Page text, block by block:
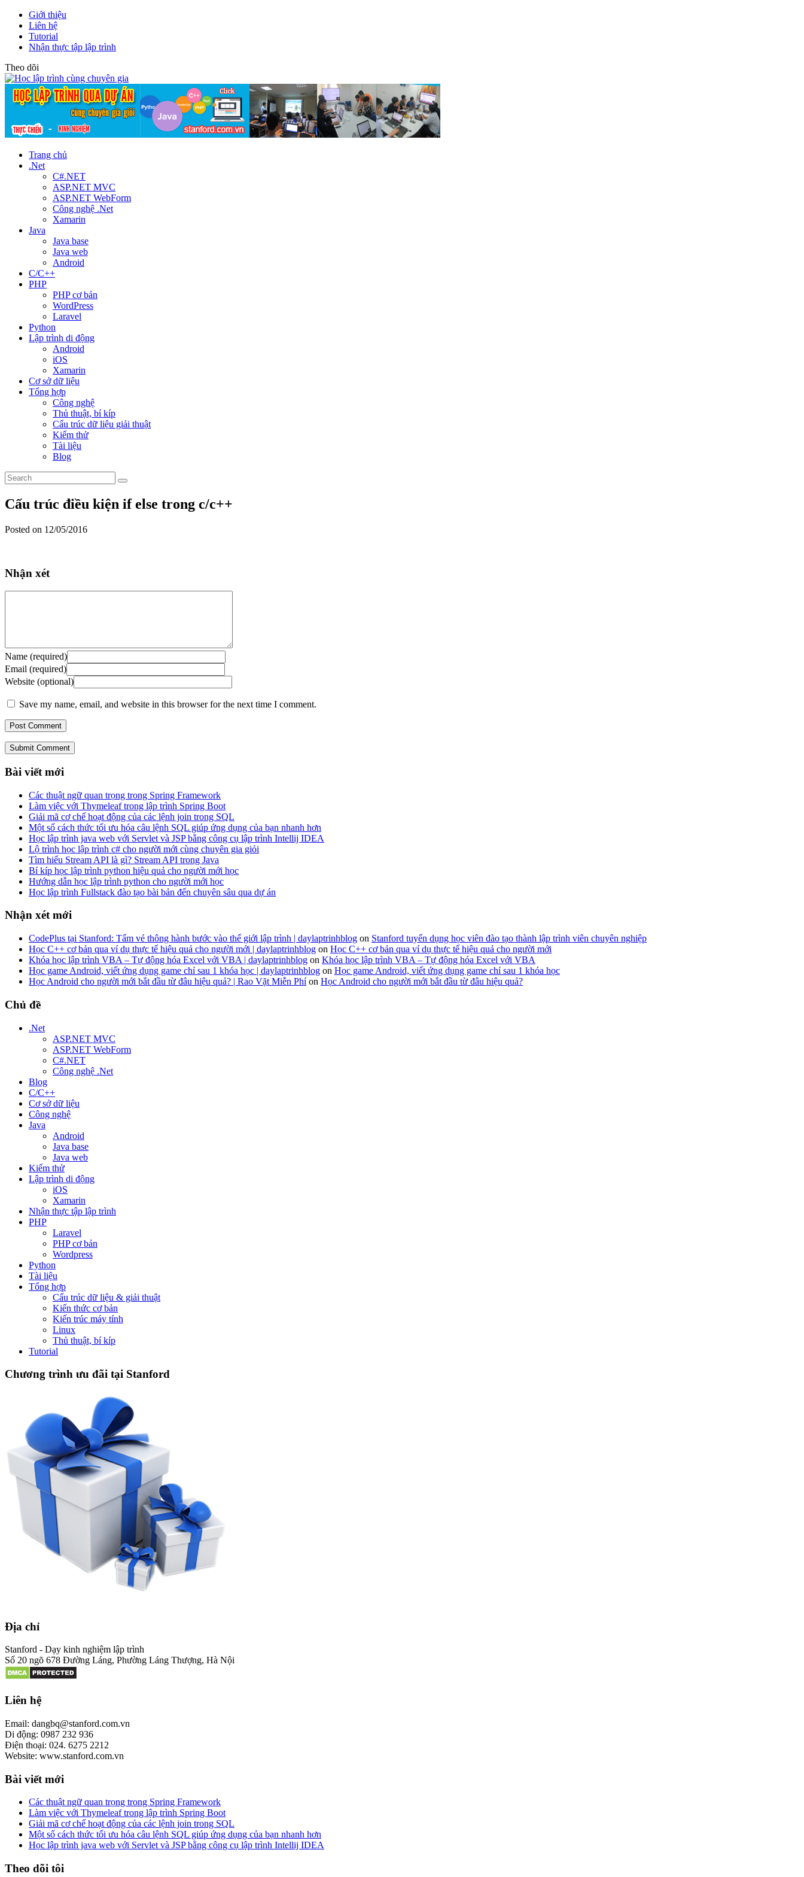
Giới thiệu
Liên hệ
Tutorial
Nhận thực tập lập trình
Theo dõi
Trang chủ
.Net
C#.NET
ASP.NET MVC
ASP.NET WebForm
Công nghệ .Net
Xamarin
Java
Java base
Java web
Android
C/C++
PHP
PHP cơ bản
WordPress
Laravel
Python
Lập trình di động
Android
iOS
Xamarin
Cơ sở dữ liệu
Tổng hợp
Công nghệ
Thủ thuật, bí kíp
Cấu trúc dữ liệu giải thuật
Kiểm thử
Tài liệu
Blog
Cấu trúc điều kiện if else trong c/c++
Posted on 12/05/2016
Nhận xét
Name (required)
Email (required)
Website (optional)
Save my name, email, and website in this browser for the next time I comment.
Submit Comment
Bài viết mới
Các thuật ngữ quan trọng trong Spring Framework
Làm việc với Thymeleaf trong lập trình Spring Boot
Giải mã cơ chế hoạt động của các lệnh join trong SQL
Một số cách thức tối ưu hóa câu lệnh SQL giúp ứng dụng của bạn nhanh hơn
Học lập trình java web với Servlet và JSP bằng công cụ lập trình Intellij IDEA
Lộ trình học lập trình c# cho người mới cùng chuyên gia giỏi
Tìm hiểu Stream API là gì? Stream API trong Java
Bí kíp học lập trình python hiệu quả cho người mới học
Hướng dẫn học lập trình python cho người mới học
Học lập trình Fullstack đào tạo bài bản đến chuyên sâu qua dự án
Nhận xét mới
CodePlus tại Stanford: Tấm vé thông hành bước vào thế giới lập trình | daylaptrinhblog on Stanford tuyển dụng học viên đào tạo thành lập trình viên chuyên nghiệp
Học C++ cơ bản qua ví dụ thực tế hiệu quả cho người mới | daylaptrinhblog on Học C++ cơ bản qua ví dụ thực tế hiệu quả cho người mới
Khóa học lập trình VBA – Tự động hóa Excel với VBA | daylaptrinhblog on Khóa học lập trình VBA – Tự động hóa Excel với VBA
Học game Android, viết ứng dụng game chỉ sau 1 khóa học | daylaptrinhblog on Học game Android, viết ứng dụng game chỉ sau 1 khóa học
Học Android cho người mới bắt đầu từ đâu hiệu quả? | Rao Vặt Miễn Phíon Học Android cho người mới bắt đầu từ đâu hiệu quả?
Chủ đề
.Net
ASP.NET MVC
ASP.NET WebForm
C#.NET
Công nghệ .Net
Blog
C/C++
Cơ sở dữ liệu
Công nghệ
Java
Android
Java base
Java web
Kiểm thử
Lập trình di động
iOS
Xamarin
Nhận thực tập lập trình
PHP
Laravel
PHP cơ bản
Wordpress
Python
Tài liệu
Tổng hợp
Cấu trúc dữ liệu & giải thuật
Kiến thức cơ bản
Kiến trúc máy tính
Linux
Thủ thuật, bí kíp
Tutorial
Chương trình ưu đãi tại Stanford
Địa chỉ
Stanford - Dạy kinh nghiệm lập trình
Số 20 ngõ 678 Đường Láng, Phường Láng Thượng, Hà Nội
Liên hệ
Email: dangbq@stanford.com.vn
Di động: 0987 232 936
Điện thoại: 024. 6275 2212
Website: www.stanford.com.vn
Bài viết mới
Các thuật ngữ quan trọng trong Spring Framework
Làm việc với Thymeleaf trong lập trình Spring Boot
Giải mã cơ chế hoạt động của các lệnh join trong SQL
Một số cách thức tối ưu hóa câu lệnh SQL giúp ứng dụng của bạn nhanh hơn
Học lập trình java web với Servlet và JSP bằng công cụ lập trình Intellij IDEA
Theo dõi tôi